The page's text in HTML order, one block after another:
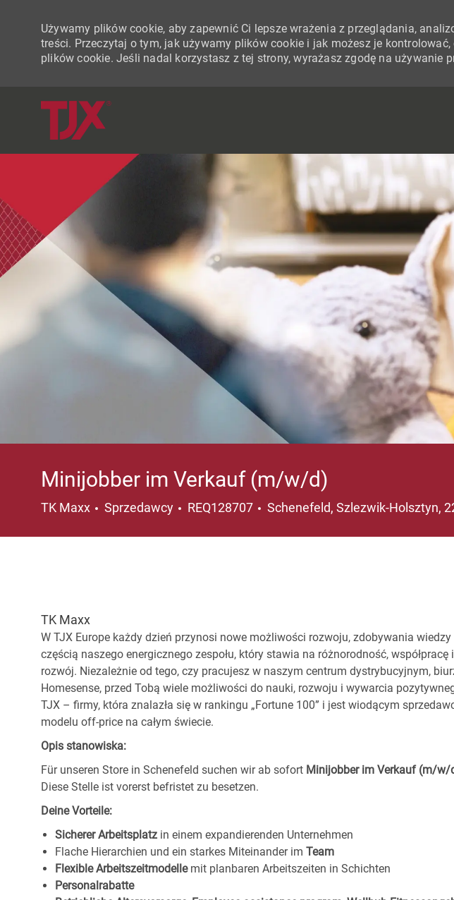
Używamy plików cookie, aby zapewnić Ci lepsze wrażenia z przeglądania,
treści. Przeczytaj o tym, jak używamy plików cookie i jak możesz je
plików cookie. Jeśli nadal korzystasz z tej strony, wyrażasz zgodę na używanie
Minijobber im Verkauf (m/w/d)
TK Maxx Kategoria
Sprzedawcy REQ128707 Lokalizacja
Schenefeld, Szlezwik-Holsztyn,
TK Maxx
W TJX Europe każdy dzień przynosi nowe możliwości rozwoju, zdobywania
częścią naszego energicznego zespołu, który stawia na różnorodność,
rozwój. Niezależnie od tego, czy pracujesz w naszym centrum dystrybucyjnym,
Homesense, przed Tobą wiele możliwości do nauki, rozwoju i wywarcia
TJX – firmy, która znalazła się w rankingu „Fortune 100” i jest wiodącym
modelu off-price na całym świecie.
Opis stanowiska:
Für unseren Store in Schenefeld suchen wir ab sofort Minijobber im Verkauf (m/w/
Diese Stelle ist vorerst befristet zu besetzen.
Deine Vorteile:
Sicherer Arbeitsplatz in einem expandierenden Unternehmen
Flache Hierarchien und ein starkes Miteinander im Team
Flexible Arbeitszeitmodelle mit planbaren Arbeitszeiten in Schichten
Personalrabatte